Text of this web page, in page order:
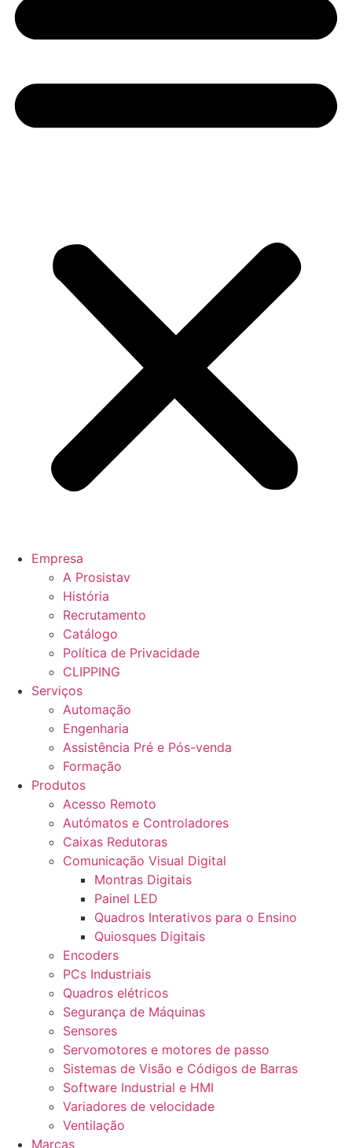
Empresa
A Prosistav
História
Recrutamento
Catálogo
Política de Privacidade
CLIPPING
Serviços
Automação
Engenharia
Assistência Pré e Pós-venda
Formação
Produtos
Acesso Remoto
Autómatos e Controladores
Caixas Redutoras
Comunicação Visual Digital
Montras Digitais
Painel LED
Quadros Interativos para o Ensino
Quiosques Digitais
Encoders
PCs Industriais
Quadros elétricos
Segurança de Máquinas
Sensores
Servomotores e motores de passo
Sistemas de Visão e Códigos de Barras
Software Industrial e HMI
Variadores de velocidade
Ventilação
Marcas